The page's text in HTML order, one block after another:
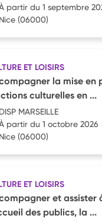
partir du 1 septembre
Nice (06000)
ET LOISIRS
la mise en
culturelles en ...
DISP MARSEILLE
partir du 1 octobre 2026
Nice (06000)
ET LOISIRS
et assister
des publics, la ...